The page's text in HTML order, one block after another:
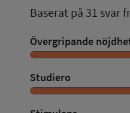
Baserat på 31 svar
Övergripande
Studiero